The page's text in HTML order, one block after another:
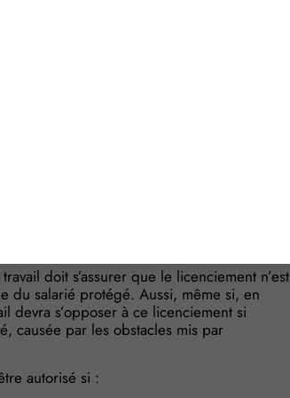
les fonctions
en qualité d’employeur et après
Ce dernier est tenu de vous entendre
et le motif sur lequel il repose.
du mandat du salarié auquel vous
licenciement justifié par l’inaptitude du
limitait à déterminer si l’inaptitude était
l’origine de l’inaptitude, même
doit s’assurer que le licenciement n’est
du salarié protégé. Aussi, même si, en
devra s’opposer à ce licenciement si
causée par les obstacles mis par
autorisé si :